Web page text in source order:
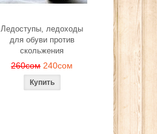
Ледоступы, ледоходы
для обуви против
скольжения
260сом 240сом